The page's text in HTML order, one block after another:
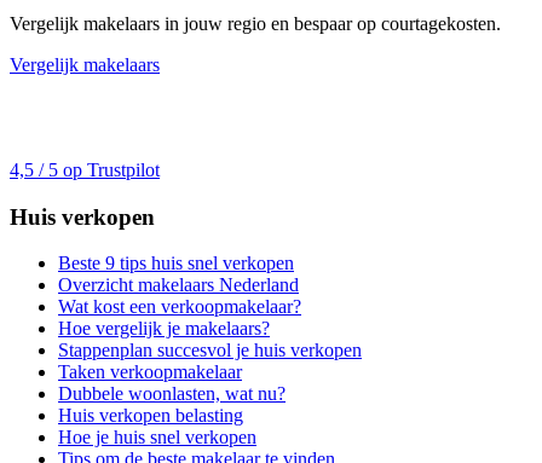
Vergelijk makelaars in jouw regio en bespaar op courtagekosten.
Vergelijk makelaars
4,5 / 5 op Trustpilot
Huis verkopen
Beste 9 tips huis snel verkopen
Overzicht makelaars Nederland
Wat kost een verkoopmakelaar?
Hoe vergelijk je makelaars?
Stappenplan succesvol je huis verkopen
Taken verkoopmakelaar
Dubbele woonlasten, wat nu?
Huis verkopen belasting
Hoe je huis snel verkopen